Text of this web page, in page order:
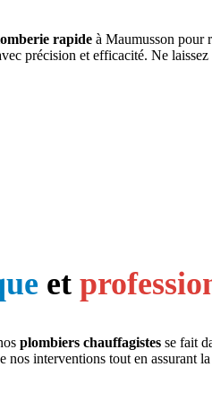
rapide à Maumusson pour
précision et efficacité. Ne laissez
et
plombiers chauffagistes se fait
nos interventions tout en assurant